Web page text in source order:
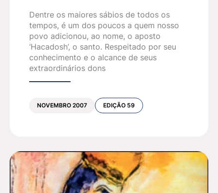
Dentre os maiores sábios de todos os
tempos, é um dos poucos a quem nosso
povo adicionou, ao nome, o aposto
‘Hacadosh’, o santo. Respeitado por seu
conhecimento e o alcance de seus
extraordinários dons
NOVEMBRO 2007 EDIÇÃO 59